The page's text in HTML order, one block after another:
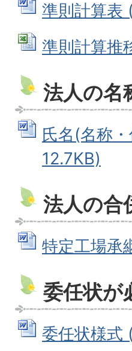
準則計算表
準則計算推
法人の名
氏名(名称
12.7KB)
法人の合
特定工場承
委任状が
委任状様式